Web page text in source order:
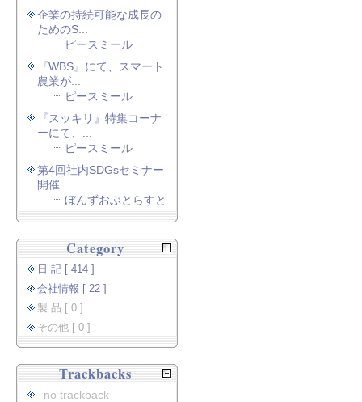
企業の持続可能な成長の
ためのS...
ピースミール
『WBS』にて、スマート
農業が...
ピースミール
『スッキリ』特集コーナ
ーにて、...
ピースミール
第4回社内SDGsセミナー
開催
ぼんずおぶとらすと
Category
日 記 [ 414 ]
会社情報 [ 22 ]
製 品 [ 0 ]
その他 [ 0 ]
Trackbacks
no trackback